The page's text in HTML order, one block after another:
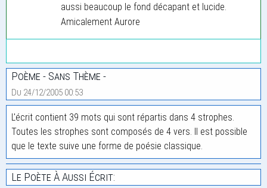
aussi beaucoup le fond décapant et lucide.
Amicalement Aurore
Poème - Sans Thème -
Du 24/12/2005 00:53
L'écrit contient 39 mots qui sont répartis dans 4 strophes.
Toutes les strophes sont composés de 4 vers. Il est possible
que le texte suive une forme de poésie classique.
Le Poète À Aussi Écrit: